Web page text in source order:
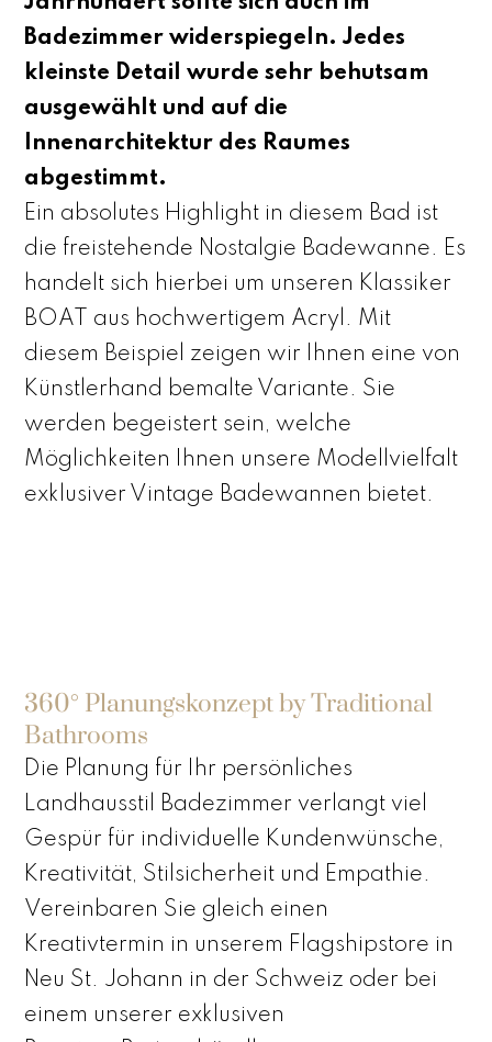
Badezimmer widerspiegeln. Jedes
kleinste Detail wurde sehr behutsam
ausgewählt und auf die
Innenarchitektur des Raumes
abgestimmt.
Ein absolutes Highlight in diesem Bad ist
die freistehende Nostalgie Badewanne. Es
handelt sich hierbei um unseren Klassiker
BOAT aus hochwertigem Acryl. Mit
diesem Beispiel zeigen wir Ihnen eine von
Künstlerhand bemalte Variante. Sie
werden begeistert sein, welche
Möglichkeiten Ihnen unsere Modellvielfalt
exklusiver Vintage Badewannen bietet.
360° Planungskonzept by Traditional
Bathrooms
Die Planung für Ihr persönliches
Landhausstil Badezimmer verlangt viel
Gespür für individuelle Kundenwünsche,
Kreativität, Stilsicherheit und Empathie.
Vereinbaren Sie gleich einen
Kreativtermin in unserem Flagshipstore in
Neu St. Johann in der Schweiz oder bei
einem unserer exklusiven